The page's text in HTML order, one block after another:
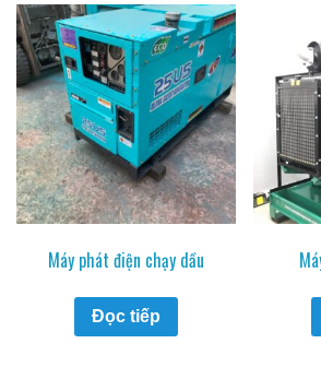
Máy phát điện chạy dầu
Đọc tiếp